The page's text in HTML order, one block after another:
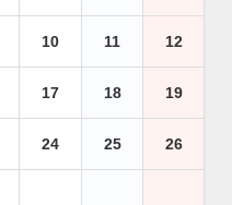
10 11 12
17 18 19
24 25 26